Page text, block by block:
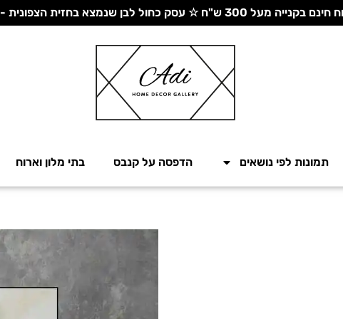
300 ש"ח ☆ עסק כחול לבן שנמצא בחזית הצפונית - יחד ננצח!
תמונות לפי נושאים הדפסה על קנבס בתי מלון וארוח